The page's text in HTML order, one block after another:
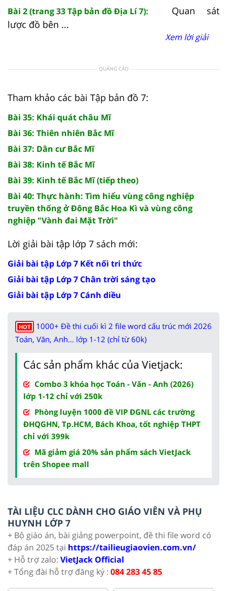
Bài 2 (trang 33 Tập bản đồ Địa Lí 7):
Quan sát
lược đồ bên ...
Xem lời giải
QUẢNG CÁO
Tham khảo các bài Tập bản đồ 7:
Bài 35: Khái quát châu Mĩ
Bài 36: Thiên nhiên Bắc Mĩ
Bài 37: Dân cư Bắc Mĩ
Bài 38: Kinh tế Bắc Mĩ
Bài 39: Kinh tế Bắc Mĩ (tiếp theo)
Bài 40: Thực hành: Tìm hiểu vùng công nghiệp
truyền thống ở Đông Bắc Hoa Kì và vùng công
nghiệp "Vành đai Mặt Trời"
Lời giải bài tập lớp 7 sách mới:
Giải bài tập Lớp 7 Kết nối tri thức
Giải bài tập Lớp 7 Chân trời sáng tạo
Giải bài tập Lớp 7 Cánh diều
HOT
1000+ Đề thi cuối kì 2 file word cấu trúc mới 2026
Toán, Văn, Anh... lớp 1-12 (chỉ từ 60k)
Các sản phẩm khác của Vietjack:
Combo 3 khóa học Toán - Văn - Anh (2026)
lớp 1-12 chỉ với 250k
Phòng luyện 1000 đề VIP ĐGNL các trường
ĐHQGHN, Tp.HCM, Bách Khoa, tốt nghiệp THPT
chỉ với 399k
Mã giảm giá 20% sản phẩm sách VietJack
trên Shopee mall
TÀI LIỆU CLC DÀNH CHO GIÁO VIÊN VÀ PHỤ
HUYNH LỚP 7
+ Bộ giáo án, bài giảng powerpoint, đề thi file word có
đáp án 2025 tại https://tailieugiaovien.com.vn/
+ Hỗ trợ zalo: VietJack Official
+ Tổng đài hỗ trợ đăng ký : 084 283 45 85